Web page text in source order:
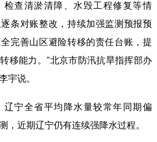
检查清淤清障、水毁工程修复等情
条对账整改，持续加强监测预报预
完善山区避险转移的责任台账，提
移能力。”北京市防汛抗旱指挥部办
宇说。
宁全省平均降水量较常年同期偏
，近期辽宁仍有连续强降水过程。